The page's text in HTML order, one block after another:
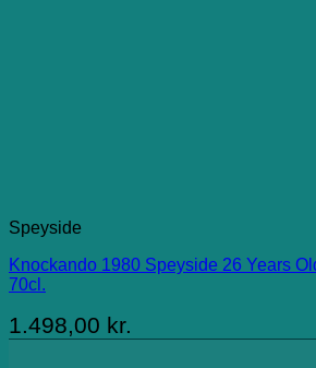
Speyside
Knockando 1980 Speyside 26 Years
70cl.
1.498,00 kr.